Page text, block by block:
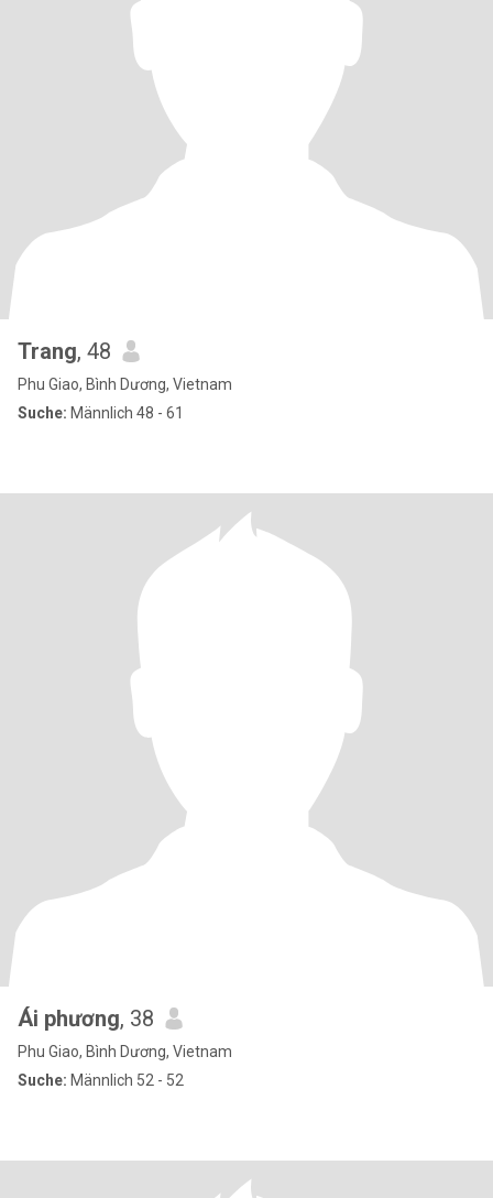
Trang, 48
Phu Giao, Bình Dương, Vietnam
Suche: Männlich 48 - 61
Ái phương, 38
Phu Giao, Bình Dương, Vietnam
Suche: Männlich 52 - 52